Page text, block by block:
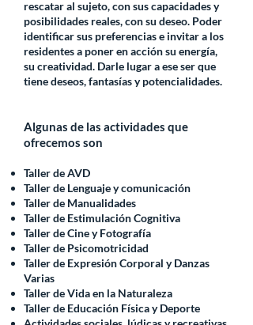
rescatar al sujeto, con sus capacidades y
posibilidades reales, con su deseo. Poder
identificar sus preferencias e invitar a los
residentes a poner en acción su energía,
su creatividad. Darle lugar a ese ser que
tiene deseos, fantasías y potencialidades.
Algunas de las actividades que
ofrecemos son
Taller de AVD
Taller de Lenguaje y comunicación
Taller de Manualidades
Taller de Estimulación Cognitiva
Taller de Cine y Fotografía
Taller de Psicomotricidad
Taller de Expresión Corporal y Danzas
Varias
Taller de Vida en la Naturaleza
Taller de Educación Física y Deporte